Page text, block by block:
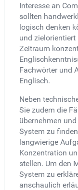
Interesse an
sollten
logisch denken
und zielorientiert
Zeitraum
Fachwörter und
Englisch.
Neben
Sie zudem die
übernehmen
System zu
langwierige
Konzentration
stellen. Um den
System zu
anschaulich